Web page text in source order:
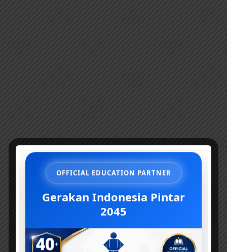
OFFICIAL EDUCATION PARTNER
Gerakan Indonesia Pintar
2045